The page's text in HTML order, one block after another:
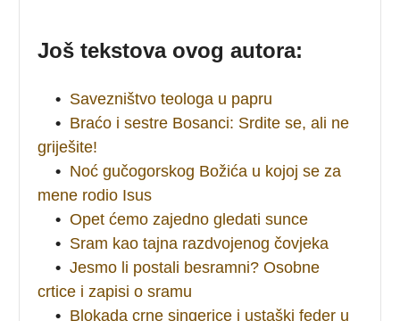
Još tekstova ovog autora:
• Savezništvo teologa u papru
• Braćo i sestre Bosanci: Srdite se, ali ne
griješite!
• Noć gučogorskog Božića u kojoj se za
mene rodio Isus
• Opet ćemo zajedno gledati sunce
• Sram kao tajna razdvojenog čovjeka
• Jesmo li postali besramni? Osobne
crtice i zapisi o sramu
• Blokada crne singerice i ustaški feder u